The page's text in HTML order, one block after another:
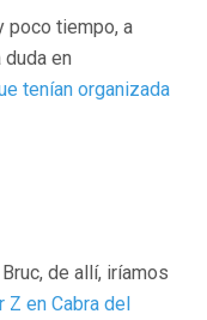
poco tiempo, a
en
tenían organizada
de allí, iríamos
en Cabra del